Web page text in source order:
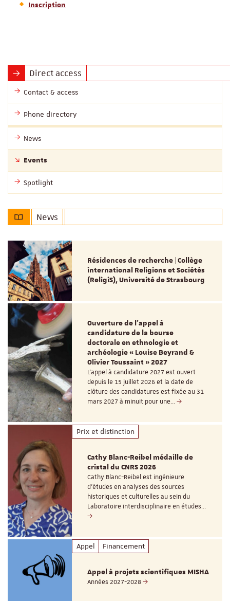
Inscription
Direct access
Contact & access
Phone directory
News
Events
Spotlight
News
Résidences de recherche | Collège
international Religions et Sociétés
(ReligiS), Université de Strasbourg
Ouverture de l'appel à
candidature de la bourse
doctorale en ethnologie et
archéologie « Louise Beyrand &
Olivier Toussaint » 2027
L’appel à candidature 2027 est ouvert
depuis le 15 juillet 2026 et la date de
clôture des candidatures est fixée au 31
mars 2027 à minuit pour une…
Prix et distinction
Cathy Blanc-Reibel médaille de
cristal du CNRS 2026
Cathy Blanc-Reibel est ingénieure
d’études en analyses des sources
historiques et culturelles au sein du
Laboratoire interdisciplinaire en études…
Appel Financement
Appel à projets scientifiques MISHA
Années 2027-2028